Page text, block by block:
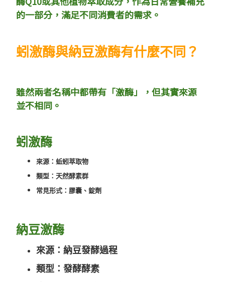
的一部分，滿足不同消費者的需求。
蚓激酶與納豆激酶有什麼不同？
雖然兩者名稱中都帶有「激酶」，但其實來源
並不相同。
蚓激酶
來源：蚯蚓萃取物
類型：天然酵素群
常見形式：膠囊、錠劑
納豆激酶
來源：納豆發酵過程
類型：發酵酵素